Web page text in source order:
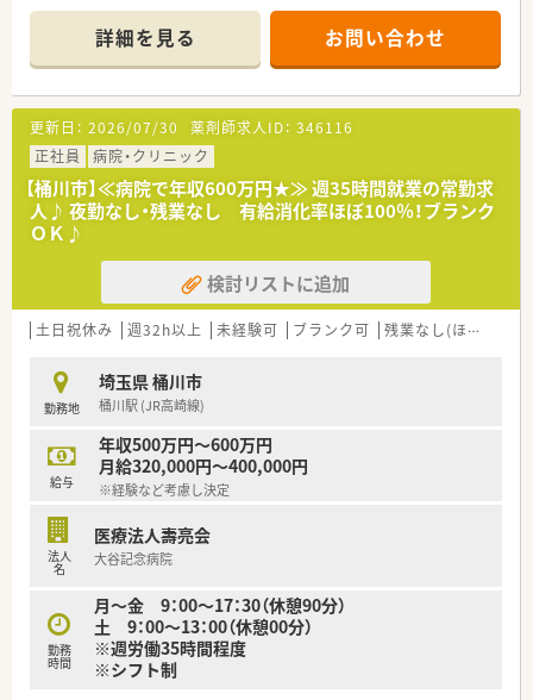
詳細を見る お問い合わせ
更新日： 2026/07/30 薬剤師求人ID： 346116
正社員
病院・クリニック
【桶川市】≪病院で年収600万円★≫ 週35時間就業の常勤求
人♪ 夜勤なし・残業なし 有給消化率ほぼ100％！ブランク
ＯＫ♪
検討リストに追加
土日祝休み 週32h以上 未経験可 ブランク可 残業なし(ほぼなし含む)
勤務地
埼玉県 桶川市
桶川駅 (JR高崎線)
給与
年収500万円～600万円
月給320,000円～400,000円
※経験など考慮し決定
法人
名
医療法人壽亮会
大谷記念病院
勤務
時間
月～金 9：00～17：30（休憩90分）
土 9：00～13：00（休憩00分）
※週労働35時間程度
※シフト制